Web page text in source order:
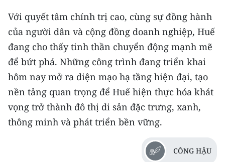
Với quyết tâm chính trị cao, cùng sự đồng hành
của người dân và cộng đồng doanh nghiệp, Huế
đang cho thấy tinh thần chuyển động mạnh mẽ
để bứt phá. Những công trình đang triển khai
hôm nay mở ra diện mạo hạ tầng hiện đại, tạo
nền tảng quan trọng để Huế hiện thực hóa khát
vọng trở thành đô thị di sản đặc trưng, xanh,
thông minh và phát triển bền vững.
CÔNG HẬU